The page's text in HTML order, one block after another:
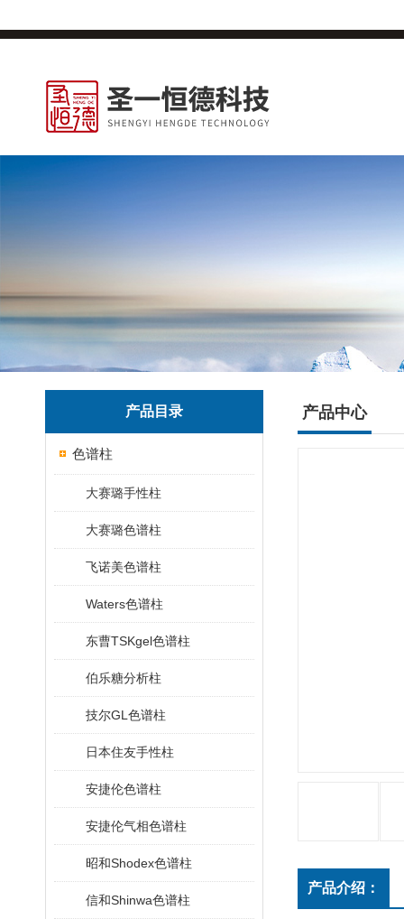
产品目录
色谱柱
大赛璐手性柱
大赛璐色谱柱
飞诺美色谱柱
Waters色谱柱
东曹TSKgel色谱柱
伯乐糖分析柱
技尔GL色谱柱
日本住友手性柱
安捷伦色谱柱
安捷伦气相色谱柱
昭和Shodex色谱柱
信和Shinwa色谱柱
产品中心
产品介绍：